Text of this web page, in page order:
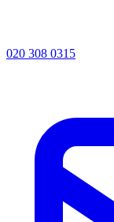
020 308 0315